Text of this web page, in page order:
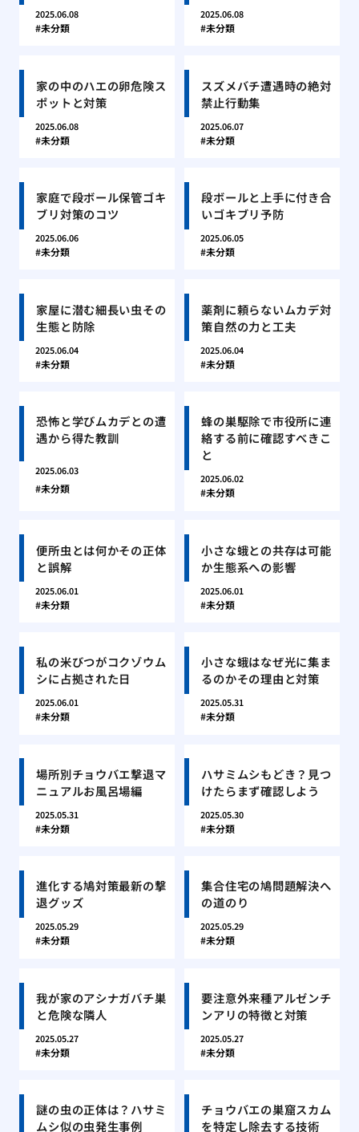
2025.06.08
未分類
2025.06.08
未分類
家の中のハエの卵危険ス
ポットと対策
2025.06.08
未分類
スズメバチ遭遇時の絶対
禁止行動集
2025.06.07
未分類
家庭で段ボール保管ゴキ
ブリ対策のコツ
2025.06.06
未分類
段ボールと上手に付き合
いゴキブリ予防
2025.06.05
未分類
家屋に潜む細長い虫その
生態と防除
2025.06.04
未分類
薬剤に頼らないムカデ対
策自然の力と工夫
2025.06.04
未分類
恐怖と学びムカデとの遭
遇から得た教訓
2025.06.03
未分類
蜂の巣駆除で市役所に連
絡する前に確認すべきこ
と
2025.06.02
未分類
便所虫とは何かその正体
と誤解
2025.06.01
未分類
小さな蛾との共存は可能
か生態系への影響
2025.06.01
未分類
私の米びつがコクゾウム
シに占拠された日
2025.06.01
未分類
小さな蛾はなぜ光に集ま
るのかその理由と対策
2025.05.31
未分類
場所別チョウバエ撃退マ
ニュアルお風呂場編
2025.05.31
未分類
ハサミムシもどき？見つ
けたらまず確認しよう
2025.05.30
未分類
進化する鳩対策最新の撃
退グッズ
2025.05.29
未分類
集合住宅の鳩問題解決へ
の道のり
2025.05.29
未分類
我が家のアシナガバチ巣
と危険な隣人
2025.05.27
未分類
要注意外来種アルゼンチ
ンアリの特徴と対策
2025.05.27
未分類
謎の虫の正体は？ハサミ
ムシ似の虫発生事例
チョウバエの巣窟スカム
を特定し除去する技術